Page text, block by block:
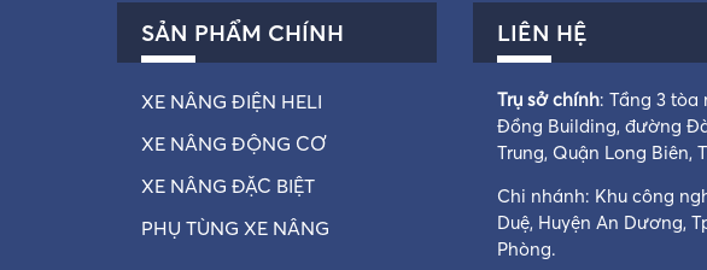
SẢN PHẨM CHÍNH
XE NÂNG ĐIỆN HELI
XE NÂNG ĐỘNG CƠ
XE NÂNG ĐẶC BIỆT
PHỤ TÙNG XE NÂNG
LIÊN HỆ
Trụ sở chính: Tầng 3 tòa
Đồng Building, đường
Trung, Quận Long Biên,
Chi nhánh: Khu công
Duệ, Huyện An Dương,
Phòng.